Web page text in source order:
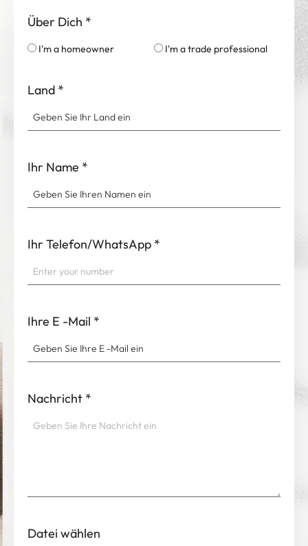
Über Dich *
I'm a homeowner I'm a trade professional
Land *
Ihr Name *
Ihr Telefon/WhatsApp *
Ihre E -Mail *
Nachricht *
Datei wählen